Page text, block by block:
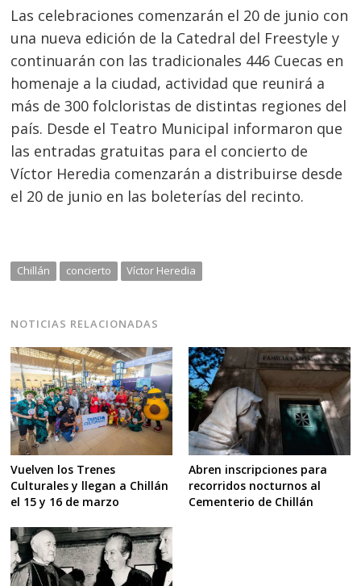
Las celebraciones comenzarán el 20 de junio con
una nueva edición de la Catedral del Freestyle y
continuarán con las tradicionales 446 Cuecas en
homenaje a la ciudad, actividad que reunirá a
más de 300 folcloristas de distintas regiones del
país. Desde el Teatro Municipal informaron que
las entradas gratuitas para el concierto de
Víctor Heredia comenzarán a distribuirse desde
el 20 de junio en las boleterías del recinto.
Chillán concierto Víctor Heredia
NOTICIAS RELACIONADAS
Vuelven los Trenes
Culturales y llegan a Chillán
el 15 y 16 de marzo
Abren inscripciones para
recorridos nocturnos al
Cementerio de Chillán
Navegación
de
entradas